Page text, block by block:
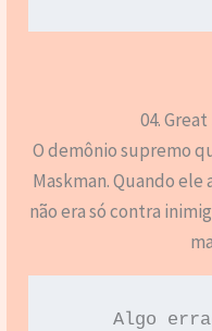
04.
O demônio supremo
Maskman. Quando
não era só contra
Algo